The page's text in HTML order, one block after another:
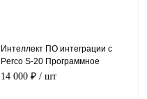
Интеллект ПО интеграции с
Perco S-20 Программное
обеспечение (опция)
14 000 ₽ / шт